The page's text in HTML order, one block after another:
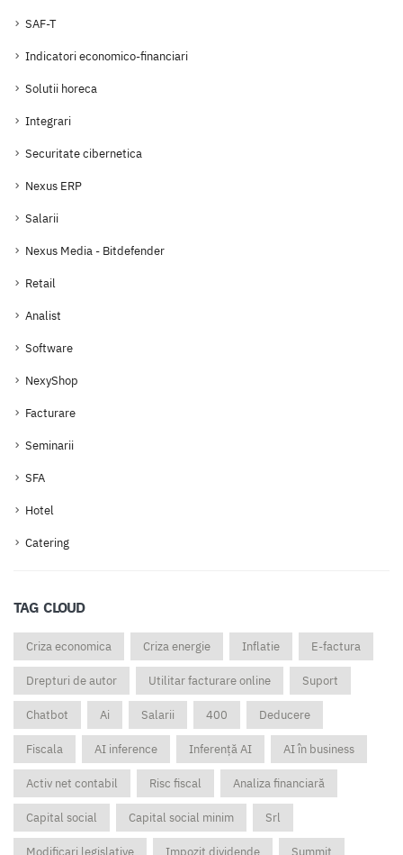
SAF-T
Indicatori economico-financiari
Solutii horeca
Integrari
Securitate cibernetica
Nexus ERP
Salarii
Nexus Media - Bitdefender
Retail
Analist
Software
NexyShop
Facturare
Seminarii
SFA
Hotel
Catering
TAG CLOUD
Criza economica Criza energie Inflatie E-factura
Drepturi de autor Utilitar facturare online Suport
Chatbot Ai Salarii 400 Deducere
Fiscala AI inference Inferență AI AI în business
Activ net contabil Risc fiscal Analiza financiară
Capital social Capital social minim Srl
Modificari legislative Impozit dividende Summit